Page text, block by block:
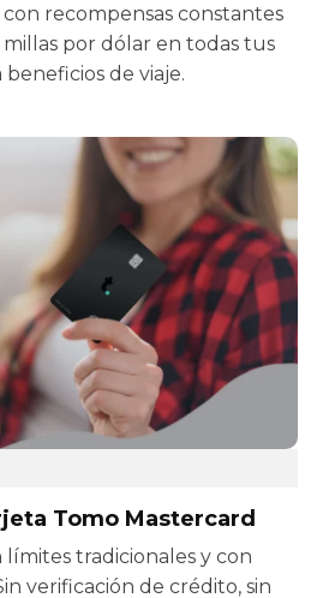
recompensas constantes
millas por dólar en todas tus
de viaje.
Tomo Mastercard
tradicionales y con
verificación de crédito, sin